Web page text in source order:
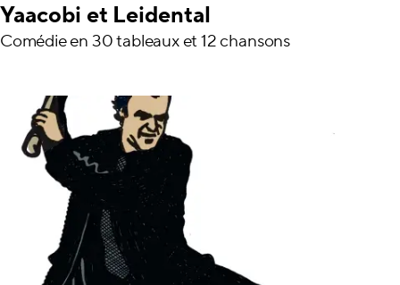
Yaacobi et Leidental
Comédie en 30 tableaux et 12 chansons